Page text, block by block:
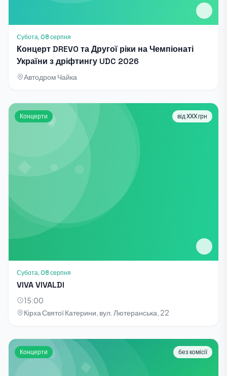
Субота, 08 серпня
Концерт DREVO та Другої ріки на Чемпіонаті
України з дріфтингу UDC 2026
Автодром Чайка
Концерти від XXX грн
Субота, 08 серпня
VIVA VIVALDI
15:00
Кірха Святої Катерини, вул. Лютеранська, 22
Концерти без комісії